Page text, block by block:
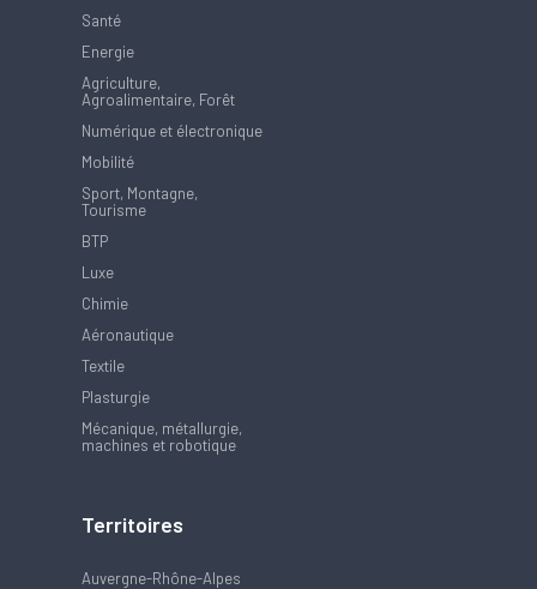
Santé
Energie
Agriculture,
Agroalimentaire, Forêt
Numérique et électronique
Mobilité
Sport, Montagne,
Tourisme
BTP
Luxe
Chimie
Aéronautique
Textile
Plasturgie
Mécanique, métallurgie,
machines et robotique
Territoires
Auvergne-Rhône-Alpes